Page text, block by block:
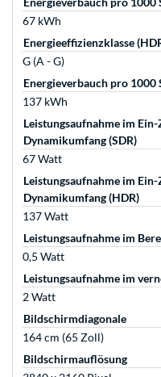
67 kWh
Energieeffizienzklasse
G (A - G)
Energieverbauch pro 1000
137 kWh
Leistungsaufnahme im
Dynamikumfang (SDR)
67 Watt
Leistungsaufnahme im
Dynamikumfang (HDR)
137 Watt
Leistungsaufnahme im
0,5 Watt
Leistungsaufnahme im
2 Watt
Bildschirmdiagonale
164 cm (65 Zoll)
Bildschirmauflösung